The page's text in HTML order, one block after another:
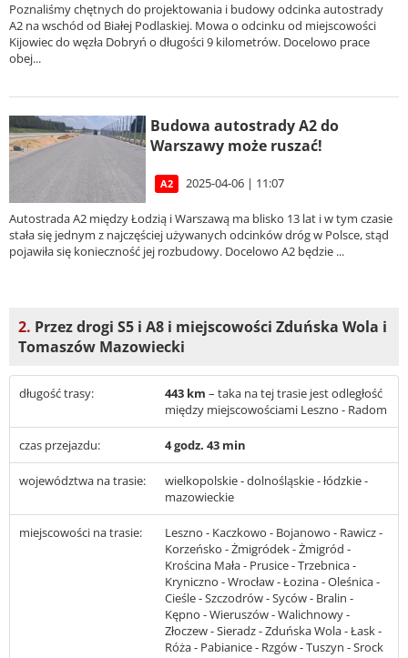
Poznaliśmy chętnych do projektowania i budowy odcinka autostrady
A2 na wschód od Białej Podlaskiej. Mowa o odcinku od miejscowości
Kijowiec do węzła Dobryń o długości 9 kilometrów. Docelowo prace
obej...
Budowa autostrady A2 do
Warszawy może ruszać!
A2 2025-04-06 | 11:07
Autostrada A2 między Łodzią i Warszawą ma blisko 13 lat i w tym czasie
stała się jednym z najczęściej używanych odcinków dróg w Polsce, stąd
pojawiła się konieczność jej rozbudowy. Docelowo A2 będzie ...
2. Przez drogi S5 i A8 i miejscowości Zduńska Wola i
Tomaszów Mazowiecki
długość trasy: 443 km – taka na tej trasie jest odległość
między miejscowościami Leszno - Radom
czas przejazdu: 4 godz. 43 min
województwa na trasie:
wielkopolskie - dolnośląskie - łódzkie -
mazowieckie
miejscowości na trasie:
Leszno - Kaczkowo - Bojanowo - Rawicz -
Korzeńsko - Żmigródek - Żmigród -
Krościna Mała - Prusice - Trzebnica -
Kryniczno - Wrocław - Łozina - Oleśnica -
Cieśle - Szczodrów - Syców - Bralin -
Kępno - Wieruszów - Walichnowy -
Złoczew - Sieradz - Zduńska Wola - Łask -
Róża - Pabianice - Rzgów - Tuszyn - Srock